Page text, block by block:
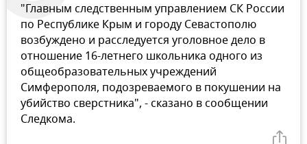
"Главным следственным управлением СК России
по Республике Крым и городу Севастополю
возбуждено и расследуется уголовное дело в
отношение 16-летнего школьника одного из
общеобразовательных учреждений
Симферополя, подозреваемого в покушении на
убийство сверстника", - сказано в сообщении
Следкома.